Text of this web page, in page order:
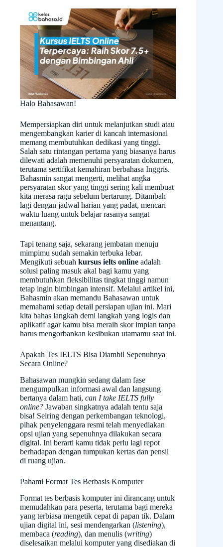
Halo Bahasawan!
Mempersiapkan diri untuk melanjutkan studi atau
mengembangkan karier di kancah internasional
memang membutuhkan dedikasi yang tinggi.
Salah satu rintangan pertama yang biasanya harus
dilewati adalah memenuhi persyaratan dokumen,
terutama sertifikat kemahiran berbahasa Inggris.
Bahasmin sangat mengerti, melihat angka
persyaratan skor yang tinggi sering kali membuat
kita merasa ragu sebelum bertarung. Ditambah
lagi dengan jadwal harian yang padat, mencari
waktu luang untuk belajar rasanya sangat
menantang.
Tapi tenang saja, sekarang jembatan menuju
mimpimu sudah semakin terbuka lebar.
Mengikuti sebuah kursus ielts online adalah
solusi paling masuk akal bagi kamu yang
membutuhkan fleksibilitas tingkat tinggi namun
tetap ingin bimbingan intensif. Melalui artikel ini,
Bahasmin akan memandu Bahasawan untuk
memahami setiap detail persiapan ujian ini. Mari
kita bahas langkah demi langkah yang logis dan
aplikatif agar kamu bisa meraih skor impian tanpa
harus mengorbankan kesibukan utamamu saat ini.
Apakah Tes IELTS Bisa Diambil Sepenuhnya
Secara Online?
Bahasawan mungkin sedang dalam fase
mengumpulkan informasi awal dan langsung
bertanya dalam hati, can I take IELTS fully
online? Jawaban singkatnya adalah tentu saja
bisa! Seiring dengan perkembangan teknologi,
pihak penyelenggara resmi telah menyediakan
opsi ujian yang sepenuhnya dilakukan secara
digital. Ini berarti kamu tidak perlu lagi repot
berhadapan dengan tumpukan kertas dan pensil
di ruang ujian.
Pahami Format Tes Berbasis Komputer
Format tes berbasis komputer ini dirancang untuk
memudahkan para peserta, terutama bagi mereka
yang terbiasa mengetik cepat di papan tik. Dalam
ujian digital ini, sesi mendengarkan (listening),
membaca (reading), dan menulis (writing)
diselesaikan melalui komputer yang disediakan di